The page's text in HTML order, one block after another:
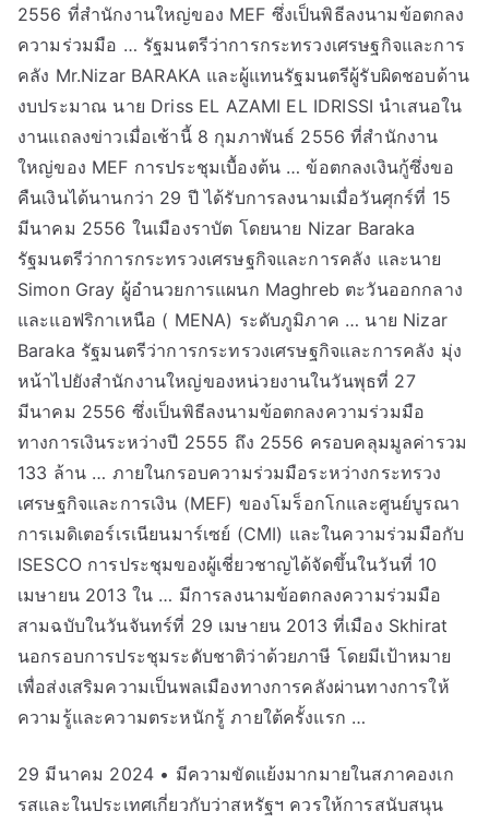
2556 ที่สำนักงานใหญ่ของ MEF ซึ่งเป็นพิธีลงนามข้อตกลง
ความร่วมมือ … รัฐมนตรีว่าการกระทรวงเศรษฐกิจและการ
คลัง Mr.Nizar BARAKA และผู้แทนรัฐมนตรีผู้รับผิดชอบด้าน
งบประมาณ นาย Driss EL AZAMI EL IDRISSI นำเสนอใน
งานแถลงข่าวเมื่อเช้านี้ 8 กุมภาพันธ์ 2556 ที่สำนักงาน
ใหญ่ของ MEF การประชุมเบื้องต้น … ข้อตกลงเงินกู้ซึ่งขอ
คืนเงินได้นานกว่า 29 ปี ได้รับการลงนามเมื่อวันศุกร์ที่ 15
มีนาคม 2556 ในเมืองราบัต โดยนาย Nizar Baraka
รัฐมนตรีว่าการกระทรวงเศรษฐกิจและการคลัง และนาย
Simon Gray ผู้อำนวยการแผนก Maghreb ตะวันออกกลาง
และแอฟริกาเหนือ ( MENA) ระดับภูมิภาค … นาย Nizar
Baraka รัฐมนตรีว่าการกระทรวงเศรษฐกิจและการคลัง มุ่ง
หน้าไปยังสำนักงานใหญ่ของหน่วยงานในวันพุธที่ 27
มีนาคม 2556 ซึ่งเป็นพิธีลงนามข้อตกลงความร่วมมือ
ทางการเงินระหว่างปี 2555 ถึง 2556 ครอบคลุมมูลค่ารวม
133 ล้าน … ภายในกรอบความร่วมมือระหว่างกระทรวง
เศรษฐกิจและการเงิน (MEF) ของโมร็อกโกและศูนย์บูรณา
การเมดิเตอร์เรเนียนมาร์เซย์ (CMI) และในความร่วมมือกับ
ISESCO การประชุมของผู้เชี่ยวชาญได้จัดขึ้นในวันที่ 10
เมษายน 2013 ใน … มีการลงนามข้อตกลงความร่วมมือ
สามฉบับในวันจันทร์ที่ 29 เมษายน 2013 ที่เมือง Skhirat
นอกรอบการประชุมระดับชาติว่าด้วยภาษี โดยมีเป้าหมาย
เพื่อส่งเสริมความเป็นพลเมืองทางการคลังผ่านทางการให้
ความรู้และความตระหนักรู้ ภายใต้ครั้งแรก …
29 มีนาคม 2024 • มีความขัดแย้งมากมายในสภาคองเก
รสและในประเทศเกี่ยวกับว่าสหรัฐฯ ควรให้การสนับสนุน